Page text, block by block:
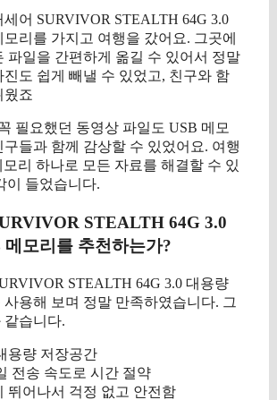
어 SURVIVOR STEALTH 64G 3.0
리를 가지고 여행을 갔어요. 그곳에
파일을 간편하게 옮길 수 있어서 정말
진도 쉽게 빼낼 수 있었고, 친구와 함
웠죠
필요했던 동영상 파일도 USB 메모
구들과 함께 감상할 수 있었어요. 여행
모리 하나로 모든 자료를 해결할 수 있
이 들었습니다.
STEALTH 64G 3.0
메모리를 추천하는가?
STEALTH 64G 3.0 대용량
사용해 보며 정말 만족하였습니다. 그
같습니다.
용량 저장공간
전송 속도로 시간 절약
뛰어나서 걱정 없고 안전함